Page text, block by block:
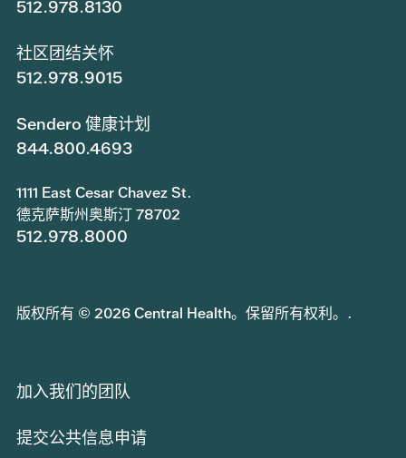
512.978.8130
社区团结关怀
512.978.9015
Sendero 健康计划
844.800.4693
1111 East Cesar Chavez St.
德克萨斯州奥斯汀 78702
512.978.8000
版权所有 © 2026 Central Health。保留所有权利。.
加入我们的团队
提交公共信息申请